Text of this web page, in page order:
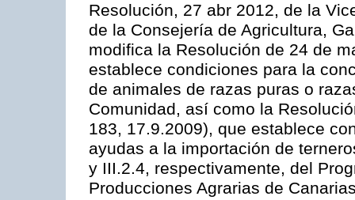
Resolución, 27 abr 2012, de la
de la Consejería de Agricultura,
modifica la Resolución de 24 de
establece condiciones para la
de animales de razas puras o
Comunidad, así como la
183, 17.9.2009), que establece
ayudas a la importación de
y III.2.4, respectivamente, del
Producciones Agrarias de